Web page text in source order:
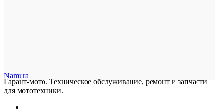
Namura
Гарант-мото. Техническое обслуживание, ремонт и запчасти
для мототехники.